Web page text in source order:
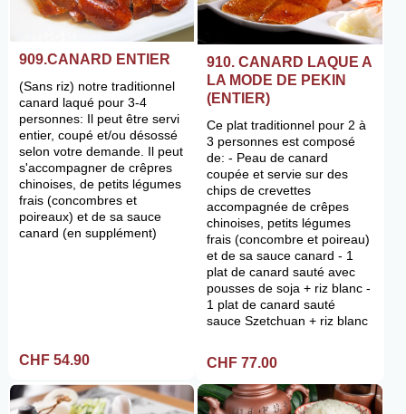
909.CANARD ENTIER
(Sans riz) notre traditionnel
canard laqué pour 3-4
personnes: Il peut être servi
entier, coupé et/ou désossé
selon votre demande. Il peut
s'accompagner de crêpres
chinoises, de petits légumes
frais (concombres et
poireaux) et de sa sauce
canard (en supplément)
CHF 54.90
910. CANARD LAQUE A
LA MODE DE PEKIN
(ENTIER)
Ce plat traditionnel pour 2 à
3 personnes est composé
de: - Peau de canard
coupée et servie sur des
chips de crevettes
accompagnée de crêpes
chinoises, petits légumes
frais (concombre et poireau)
et de sa sauce canard - 1
plat de canard sauté avec
pousses de soja + riz blanc -
1 plat de canard sauté
sauce Szetchuan + riz blanc
CHF 77.00